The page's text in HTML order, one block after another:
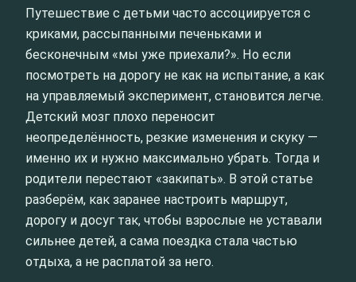
Путешествие с детьми часто ассоциируется с
криками, рассыпанными печеньками и
бесконечным «мы уже приехали?». Но если
посмотреть на дорогу не как на испытание, а как
на управляемый эксперимент, становится легче.
Детский мозг плохо переносит
неопределённость, резкие изменения и скуку —
именно их и нужно максимально убрать. Тогда и
родители перестают «закипать». В этой статье
разберём, как заранее настроить маршрут,
дорогу и досуг так, чтобы взрослые не уставали
сильнее детей, а сама поездка стала частью
отдыха, а не расплатой за него.